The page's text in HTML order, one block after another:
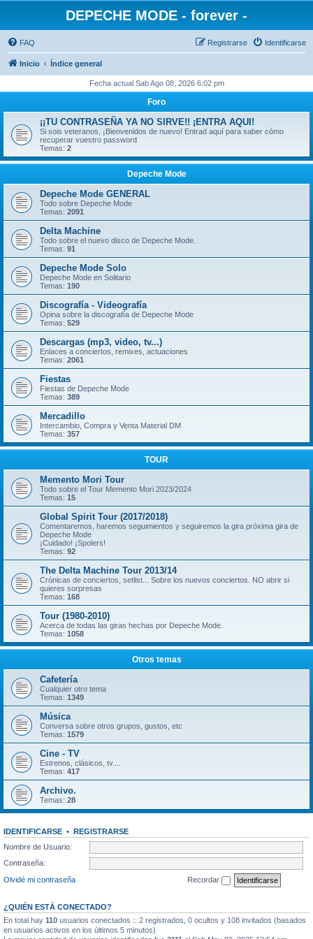
DEPECHE MODE - forever -
FAQ Identificarse
Registrarse
Inicio Índice general
Fecha actual Sab Ago 08, 2026 6:02 pm
Foro
¡¡TU CONTRASEÑA YA NO SIRVE!! ¡ENTRA AQUI!
Si sois veteranos, ¡Bienvenidos de nuevo! Entrad aquí para saber cómo
recuperar vuestro password
Temas: 2
Depeche Mode
Depeche Mode GENERAL
Todo sobre Depeche Mode
Temas: 2091
Delta Machine
Todo sobre el nuevo disco de Depeche Mode.
Temas: 91
Depeche Mode Solo
Depeche Mode en Solitario
Temas: 190
Discografía - Videografía
Opina sobre la discografía de Depeche Mode
Temas: 529
Descargas (mp3, video, tv...)
Enlaces a conciertos, remixes, actuaciones
Temas: 2061
Fiestas
Fiestas de Depeche Mode
Temas: 389
Mercadillo
Intercambio, Compra y Venta Material DM
Temas: 357
TOUR
Memento Mori Tour
Todo sobre el Tour Memento Mori 2023/2024
Temas: 15
Global Spirit Tour (2017/2018)
Comentaremos, haremos seguimientos y seguiremos la gira próxima gira de
Depeche Mode
¡Cuidado! ¡Spolers!
Temas: 92
The Delta Machine Tour 2013/14
Crónicas de conciertos, setlist... Sobre los nuevos conciertos. NO abrir si
quieres sorpresas
Temas: 168
Tour (1980-2010)
Acerca de todas las giras hechas por Depeche Mode.
Temas: 1058
Otros temas
Cafetería
Cualquier otro tema
Temas: 1349
Música
Conversa sobre otros grupos, gustos, etc
Temas: 1579
Cine - TV
Estrenos, clásicos, tv....
Temas: 417
Archivo.
Temas: 28
IDENTIFICARSE • REGISTRARSE
Nombre de Usuario:
Contraseña:
Olvidé mi contraseña
Recordar
¿QUIÉN ESTÁ CONECTADO?
En total hay 110 usuarios conectados :: 2 registrados, 0 ocultos y 108 invitados (basados
en usuarios activos en los últimos 5 minutos)